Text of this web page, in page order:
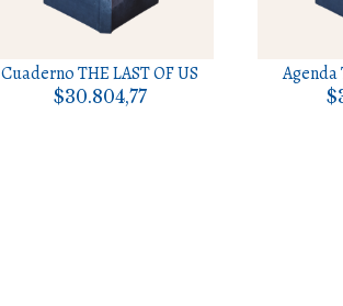
Cuaderno THE LAST OF US
$30.804,77
Agenda